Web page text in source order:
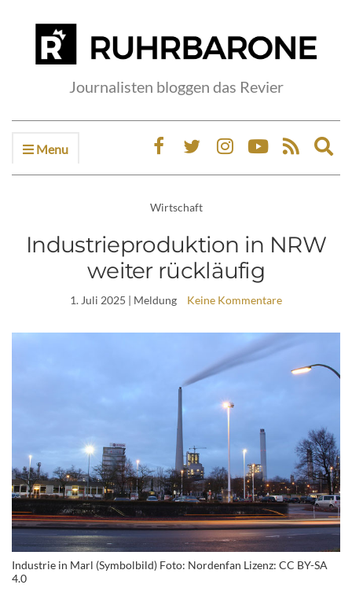
Journalisten bloggen das Revier
Menu
Wirtschaft
Industrieproduktion in NRW
weiter rückläufig
1. Juli 2025 | Meldung Keine Kommentare
Industrie in Marl (Symbolbild) Foto: Nordenfan Lizenz: CC BY-SA
4.0